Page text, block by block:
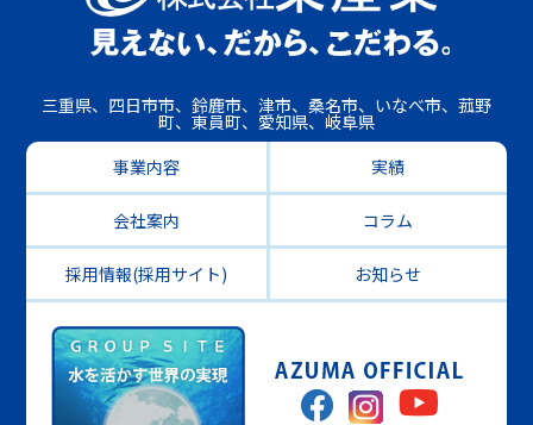
三重県、四日市市、鈴鹿市、津市、桑名市、いなべ市、菰野
町、東員町、愛知県、岐阜県
事業内容
実績
会社案内 コラム
採用情報(採用サイト) お知らせ